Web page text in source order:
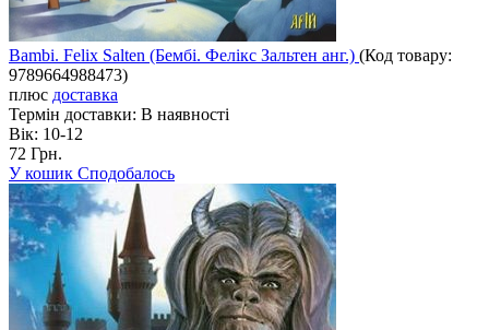
Bambi. Felix Salten (Бембі. Фелікс Зальтен анг.) (Код товару:
9789664988473)
плюс доставка
Термін доставки: В наявності
Вік: 10-12
72 Грн.
У кошик Сподобалось